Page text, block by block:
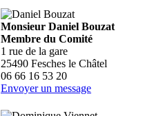
Monsieur Daniel Bouzat
Membre du Comité
1 rue de la gare
25490 Fesches le Châtel
06 66 16 53 20
Envoyer un message